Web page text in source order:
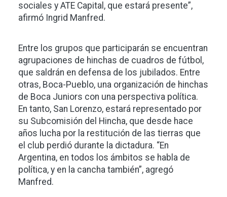
sociales y ATE Capital, que estará presente”,
afirmó Ingrid Manfred.
Entre los grupos que participarán se encuentran
agrupaciones de hinchas de cuadros de fútbol,
que saldrán en defensa de los jubilados. Entre
otras, Boca-Pueblo, una organización de hinchas
de Boca Juniors con una perspectiva política.
En tanto, San Lorenzo, estará representado por
su Subcomisión del Hincha, que desde hace
años lucha por la restitución de las tierras que
el club perdió durante la dictadura. “En
Argentina, en todos los ámbitos se habla de
política, y en la cancha también”, agregó
Manfred.